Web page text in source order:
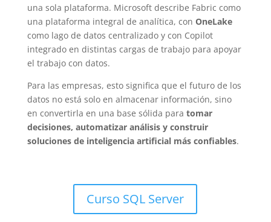
una sola plataforma. Microsoft describe Fabric como
una plataforma integral de analítica, con OneLake
como lago de datos centralizado y con Copilot
integrado en distintas cargas de trabajo para apoyar
el trabajo con datos.
Para las empresas, esto significa que el futuro de los
datos no está solo en almacenar información, sino
en convertirla en una base sólida para tomar
decisiones, automatizar análisis y construir
soluciones de inteligencia artificial más confiables.
Curso SQL Server